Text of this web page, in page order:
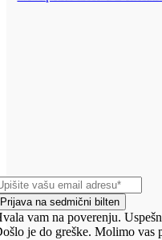
Prijava na sedmični bilten
vam na poverenju.
je do greške. Molimo vas